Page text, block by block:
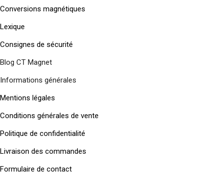
Conversions magnétiques
Lexique
Consignes de sécurité
Blog CT Magnet
Informations générales
Mentions légales
Conditions générales de vente
Politique de confidentialité
Livraison des commandes
Formulaire de contact